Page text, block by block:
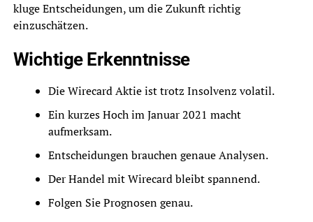
kluge Entscheidungen, um die Zukunft richtig
einzuschätzen.
Wichtige Erkenntnisse
Die Wirecard Aktie ist trotz Insolvenz volatil.
Ein kurzes Hoch im Januar 2021 macht
aufmerksam.
Entscheidungen brauchen genaue Analysen.
Der Handel mit Wirecard bleibt spannend.
Folgen Sie Prognosen genau.